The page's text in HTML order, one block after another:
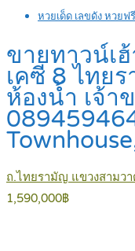
หวยเด็ด เลขดัง หวย
ขายทาวน์เ
เคซี 8 ไทย
ห้องน้ำ เจ้า
ถ.ไทยรามัญ แขวงสามว
1,590,000฿